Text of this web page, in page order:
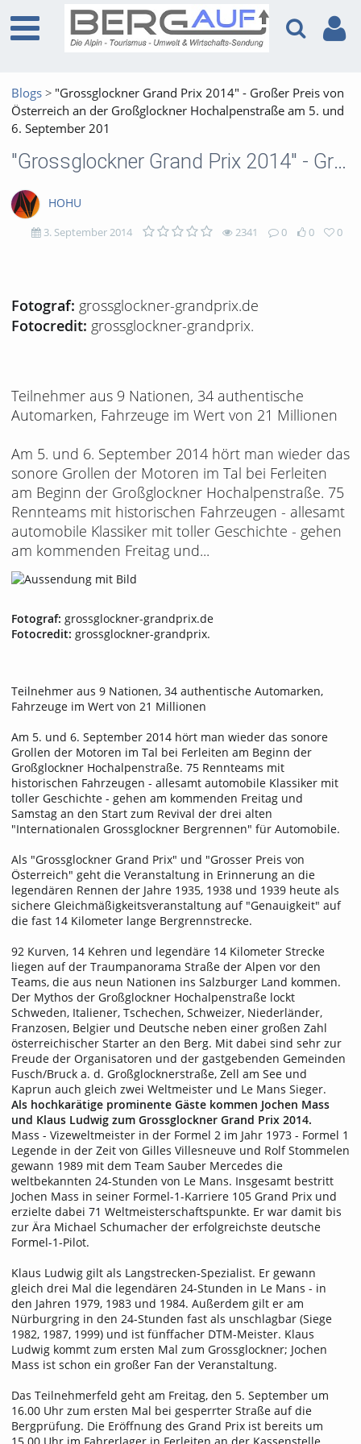
Blogs
"Grossglockner Grand Prix 2014" - Großer Preis von
Österreich an der Großglockner Hochalpenstraße am 5. und
6. September 201
"Grossglockner Grand Prix 2014" - Großer Preis von Österreich an der Großglockner Hochalpenstraße am 5. und 6. September 201
HOHU
3. September 2014 2341 0 0 0
Fotograf: grossglockner-grandprix.de
Fotocredit: grossglockner-grandprix.
Teilnehmer aus 9 Nationen, 34 authentische
Automarken, Fahrzeuge im Wert von 21 Millionen
Am 5. und 6. September 2014 hört man wieder das
sonore Grollen der Motoren im Tal bei Ferleiten
am Beginn der Großglockner Hochalpenstraße. 75
Rennteams mit historischen Fahrzeugen - allesamt
automobile Klassiker mit toller Geschichte - gehen
am kommenden Freitag und...
Fotograf: grossglockner-grandprix.de
Fotocredit: grossglockner-grandprix.
Teilnehmer aus 9 Nationen, 34 authentische Automarken,
Fahrzeuge im Wert von 21 Millionen
Am 5. und 6. September 2014 hört man wieder das sonore
Grollen der Motoren im Tal bei Ferleiten am Beginn der
Großglockner Hochalpenstraße. 75 Rennteams mit
historischen Fahrzeugen - allesamt automobile Klassiker mit
toller Geschichte - gehen am kommenden Freitag und
Samstag an den Start zum Revival der drei alten
"Internationalen Grossglockner Bergrennen" für Automobile.
Als "Grossglockner Grand Prix" und "Grosser Preis von
Österreich" geht die Veranstaltung in Erinnerung an die
legendären Rennen der Jahre 1935, 1938 und 1939 heute als
sichere Gleichmäßigkeitsveranstaltung auf "Genauigkeit" auf
die fast 14 Kilometer lange Bergrennstrecke.
92 Kurven, 14 Kehren und legendäre 14 Kilometer Strecke
liegen auf der Traumpanorama Straße der Alpen vor den
Teams, die aus neun Nationen ins Salzburger Land kommen.
Der Mythos der Großglockner Hochalpenstraße lockt
Schweden, Italiener, Tschechen, Schweizer, Niederländer,
Franzosen, Belgier und Deutsche neben einer großen Zahl
österreichischer Starter an den Berg. Mit dabei sind sehr zur
Freude der Organisatoren und der gastgebenden Gemeinden
Fusch/Bruck a. d. Großglocknerstraße, Zell am See und
Kaprun auch gleich zwei Weltmeister und Le Mans Sieger.
Als hochkarätige prominente Gäste kommen Jochen Mass
und Klaus Ludwig zum Grossglockner Grand Prix 2014.
Mass - Vizeweltmeister in der Formel 2 im Jahr 1973 - Formel 1
Legende in der Zeit von Gilles Villesneuve und Rolf Stommelen
gewann 1989 mit dem Team Sauber Mercedes die
weltbekannten 24-Stunden von Le Mans. Insgesamt bestritt
Jochen Mass in seiner Formel-1-Karriere 105 Grand Prix und
erzielte dabei 71 Weltmeisterschaftspunkte. Er war damit bis
zur Ära Michael Schumacher der erfolgreichste deutsche
Formel-1-Pilot.
Klaus Ludwig gilt als Langstrecken-Spezialist. Er gewann
gleich drei Mal die legendären 24-Stunden in Le Mans - in
den Jahren 1979, 1983 und 1984. Außerdem gilt er am
Nürburgring in den 24-Stunden fast als unschlagbar (Siege
1982, 1987, 1999) und ist fünffacher DTM-Meister. Klaus
Ludwig kommt zum ersten Mal zum Grossglockner; Jochen
Mass ist schon ein großer Fan der Veranstaltung.
Das Teilnehmerfeld geht am Freitag, den 5. September um
16.00 Uhr zum ersten Mal bei gesperrter Straße auf die
Bergprüfung. Die Eröffnung des Grand Prix ist bereits um